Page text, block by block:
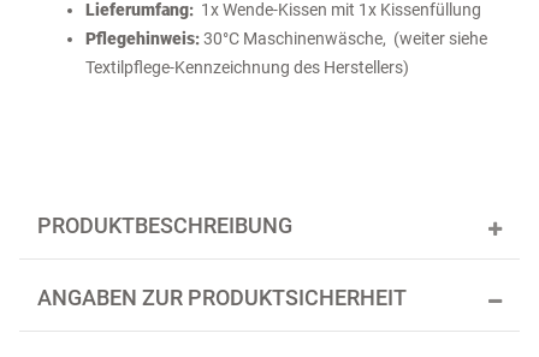
Lieferumfang: 1x Wende-Kissen mit 1x Kissenfüllung
Pflegehinweis:30°C Maschinenwäsche, (weiter siehe
Textilpflege-Kennzeichnung des Herstellers)
PRODUKTBESCHREIBUNG
ANGABEN ZUR PRODUKTSICHERHEIT